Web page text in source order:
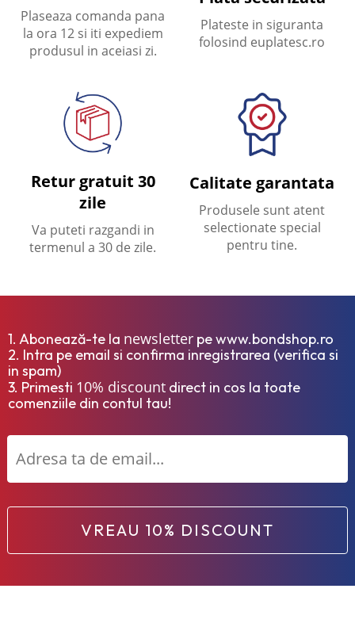
Plaseaza comanda pana
la ora 12 si iti expediem
produsul in aceiasi zi.
Plateste in siguranta
folosind euplatesc.ro
Retur gratuit 30
zile
Va puteti razgandi in
termenul a 30 de zile.
Calitate garantata
Produsele sunt atent
selectionate special
pentru tine.
1. Abonează-te la newsletter pe www.bondshop.ro
2. Intra pe email si confirma inregistrarea (verifica si
in spam)
3. Primesti 10% discount direct in cos la toate
comenziile din contul tau!
VREAU 10% DISCOUNT